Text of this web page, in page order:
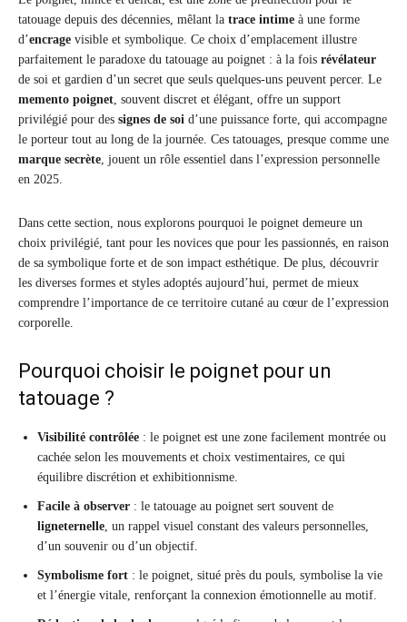
tatouage depuis des décennies, mêlant la trace intime à une forme
d’encrage visible et symbolique. Ce choix d’emplacement illustre
parfaitement le paradoxe du tatouage au poignet : à la fois révélateur
de soi et gardien d’un secret que seuls quelques-uns peuvent percer. Le
memento poignet , souvent discret et élégant, offre un support
privilégié pour des signes de soi d’une puissance forte, qui accompagne
le porteur tout au long de la journée. Ces tatouages, presque comme une
marque secrète , jouent un rôle essentiel dans l’expression personnelle
en 2025.
Dans cette section, nous explorons pourquoi le poignet demeure un
choix privilégié, tant pour les novices que pour les passionnés, en raison
de sa symbolique forte et de son impact esthétique. De plus, découvrir
les diverses formes et styles adoptés aujourd’hui, permet de mieux
comprendre l’importance de ce territoire cutané au cœur de l’expression
corporelle.
Pourquoi choisir le poignet pour un
tatouage ?
Visibilité contrôlée : le poignet est une zone facilement montrée ou
cachée selon les mouvements et choix vestimentaires, ce qui
équilibre discrétion et exhibitionnisme.
Facile à observer : le tatouage au poignet sert souvent de
ligneternelle , un rappel visuel constant des valeurs personnelles,
d’un souvenir ou d’un objectif.
Symbolisme fort : le poignet, situé près du pouls, symbolise la vie
et l’énergie vitale, renforçant la connexion émotionnelle au motif.